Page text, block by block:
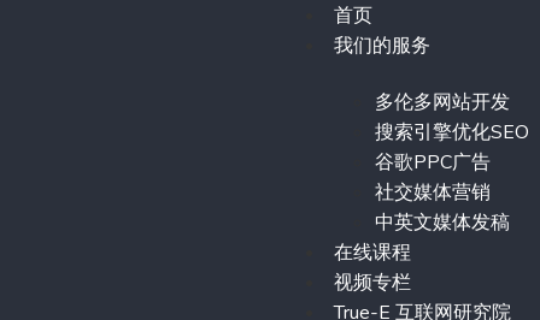
首页
我们的服务
多伦多网站开发
搜索引擎优化SEO
谷歌PPC广告
社交媒体营销
中英文媒体发稿
在线课程
视频专栏
True-E 互联网研究院